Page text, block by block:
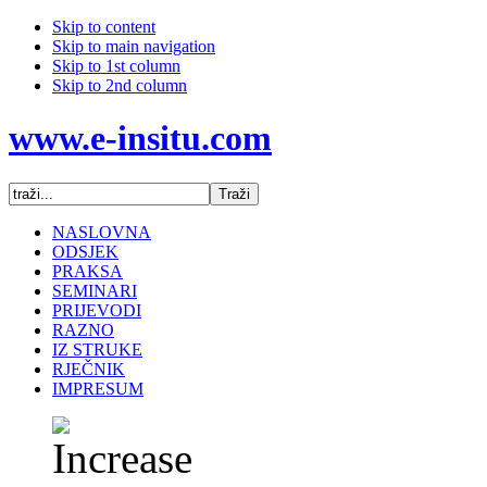
Skip to content
Skip to main navigation
Skip to 1st column
Skip to 2nd column
www.e-insitu.com
NASLOVNA
ODSJEK
PRAKSA
SEMINARI
PRIJEVODI
RAZNO
IZ STRUKE
RJEČNIK
IMPRESUM